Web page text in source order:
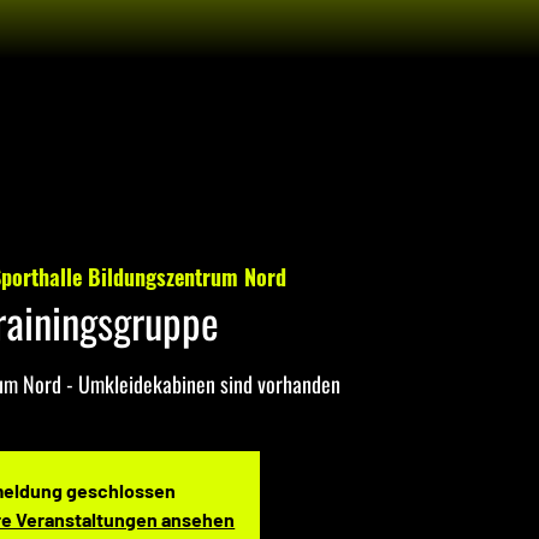
Bildungszentrum Nord
Nord - Umkleidekabinen sind vorhanden
geschlossen
Veranstaltungen ansehen